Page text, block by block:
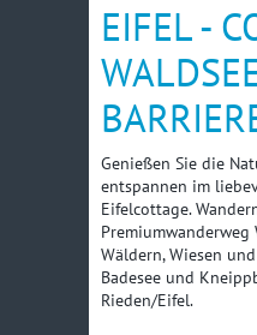
EIFEL -
Genießen Sie die
entspannen im
Eifelcottage.
Premiumwanderweg
Wäldern, Wiesen
Badesee und
Rieden/Eifel.
über Feiertage) bis
weitere Zeiträume-
Mindestbuchung
Nächte/
Short-Stay
unter 7 Nächten
weitere Personen
Wäschepaket 1 ---